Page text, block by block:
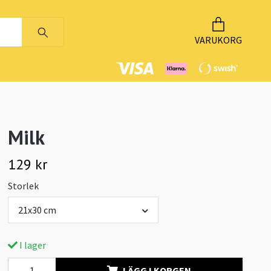
VARUKORG
Milk
129 kr
Storlek
21x30 cm
I lager